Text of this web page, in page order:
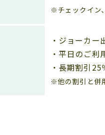
※チェックイン
・ジョーカー
・平日のご利
・長期割引
※他の割引と併